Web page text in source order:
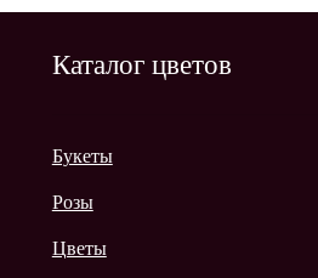
Каталог цветов
Букеты
Розы
Цветы